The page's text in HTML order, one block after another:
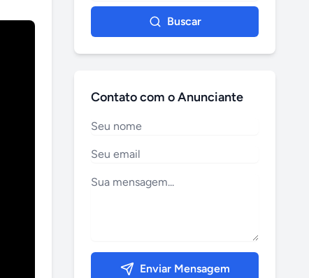
Buscar
Contato com o Anunciante
Enviar Mensagem